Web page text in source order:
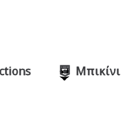
Μπικίνι